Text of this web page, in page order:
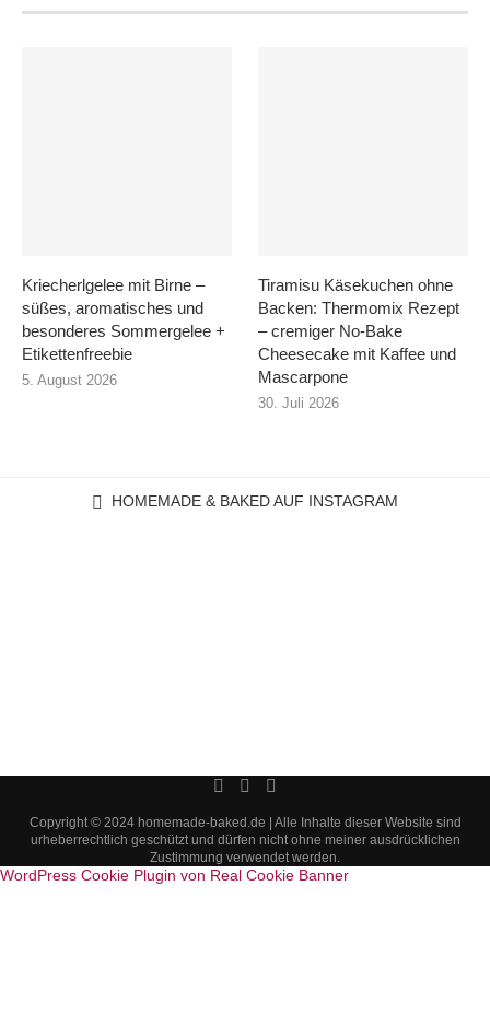
Kriecherlgelee mit Birne –
süßes, aromatisches und
besonderes Sommergelee +
Etikettenfreebie
5. August 2026
Tiramisu Käsekuchen ohne
Backen: Thermomix Rezept
– cremiger No-Bake
Cheesecake mit Kaffee und
Mascarpone
30. Juli 2026
HOMEMADE & BAKED AUF INSTAGRAM
Copyright © 2024 homemade-baked.de | Alle Inhalte dieser Website sind
urheberrechtlich geschützt und dürfen nicht ohne meiner ausdrücklichen
Zustimmung verwendet werden.
WordPress Cookie Plugin von Real Cookie Banner